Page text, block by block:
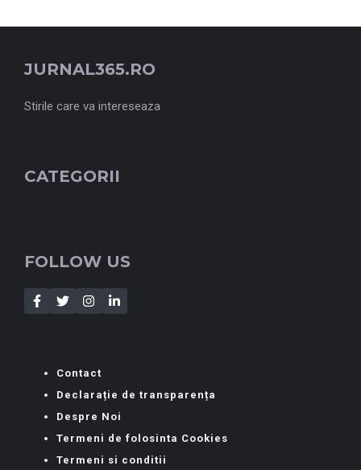
JURNAL365.RO
Stirile care va intereseaza
CATEGORII
FOLLOW US
Contact
Declarație de transparența
Despre Noi
Termeni de folosinta Cookies
Termeni si conditii